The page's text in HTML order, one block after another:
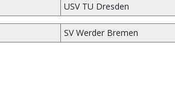
USV TU Dresden
SV Werder Bremen